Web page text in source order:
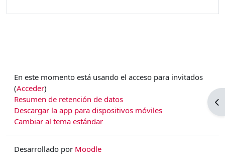
En este momento está usando el acceso para invitados
(Acceder)
Resumen de retención de datos
Descargar la app para dispositivos móviles
Cambiar al tema estándar
Desarrollado por Moodle